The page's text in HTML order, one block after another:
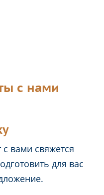
с нами
вами свяжется
для вас